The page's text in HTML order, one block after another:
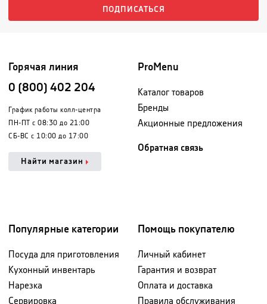
ПОДПИСАТЬСЯ
Горячая линия
0 (800) 402 204
График работы колл-центра
ПН-ПТ с 08:30 до 21:00
СБ-ВС с 10:00 до 17:00
Найти магазин
ProMenu
Каталог товаров
Бренды
Акционные предложения
Обратная связь
Популярные категории
Посуда для приготовления
Кухонный инвентарь
Нарезка
Сервировка
Помощь покупателю
Личный кабинет
Гарантия и возврат
Оплата и доставка
Правила обслуживания